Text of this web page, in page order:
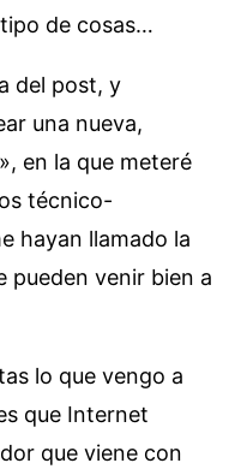
de cosas…
del post, y
una nueva,
en la que meteré
técnico-
hayan llamado la
pueden venir bien a
lo que vengo a
que Internet
que viene con